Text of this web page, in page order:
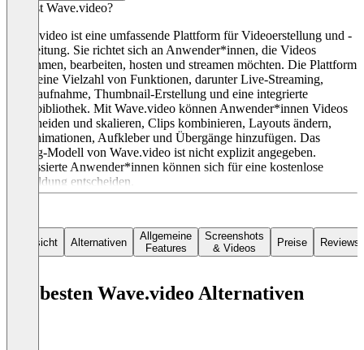
Was ist Wave.video?
Wave.video ist eine umfassende Plattform für Videoerstellung und -
bearbeitung. Sie richtet sich an Anwender*innen, die Videos
aufnehmen, bearbeiten, hosten und streamen möchten. Die Plattform
bietet eine Vielzahl von Funktionen, darunter Live-Streaming,
Videoaufnahme, Thumbnail-Erstellung und eine integrierte
Stockbibliothek. Mit Wave.video können Anwender*innen Videos
zuschneiden und skalieren, Clips kombinieren, Layouts ändern,
Textanimationen, Aufkleber und Übergänge hinzufügen. Das
Pricing-Modell von Wave.video ist nicht explizit angegeben.
Interessierte Anwender*innen können sich für eine kostenlose
Anmeldung entscheiden.
Übersicht Alternativen
Allgemeine
Features
Screenshots
& Videos
Preise Reviews
Die besten Wave.video Alternativen